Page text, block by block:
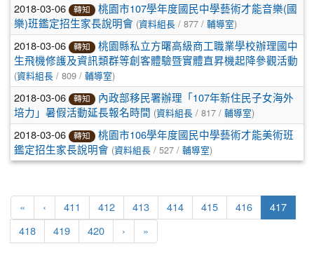
2018-03-06 轉知
桃園市107學年度國民中學藝術才能音樂(國
樂)班鑑定招生家長說明會 (資料組長 / 877 / 輔導室)
2018-03-06 轉知
桃園縣私立方曙高級商工職業學校辦理國中
生飛機修護及資訊類群等創客體驗暨實體直昇機起降參觀活動
(資料組長 / 809 / 輔導室)
2018-03-06 轉知
內政部移民署辦理「107年新住民子女海外
培力」暑假活動延長報名時間 (資料組長 / 817 / 輔導室)
2018-03-06 轉知
桃園市106學年度國民中學藝術才能美術班
鑑定招生家長說明會 (資料組長 / 527 / 輔導室)
« ‹ 411 412 413 414 415 416 417
418 419 420 › »